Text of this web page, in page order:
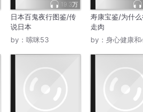
19.3万
日本百鬼夜行图鉴/传
说日本
by： 嗦咪53
寿康宝鉴/为什
走肉
by： 身心健康和心灵